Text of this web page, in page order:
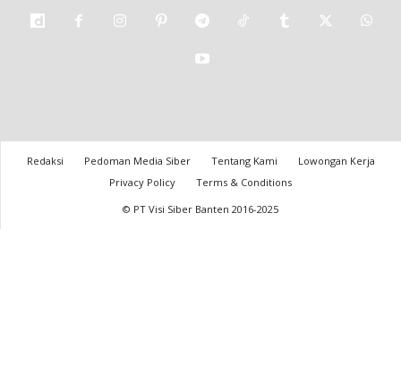
Redaksi Pedoman Media Siber Tentang Kami
Lowongan Kerja
Privacy Policy
Terms & Conditions
© PT Visi Siber Banten 2016-2025